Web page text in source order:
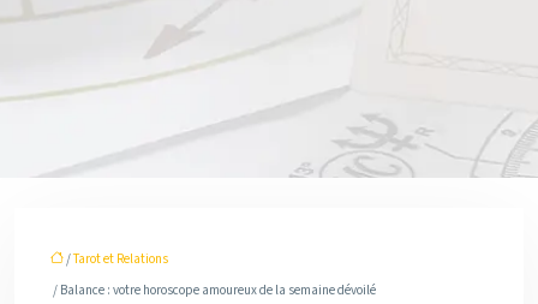
/Tarot et Relations
/ Balance : votre horoscope amoureux de la semaine dévoilé